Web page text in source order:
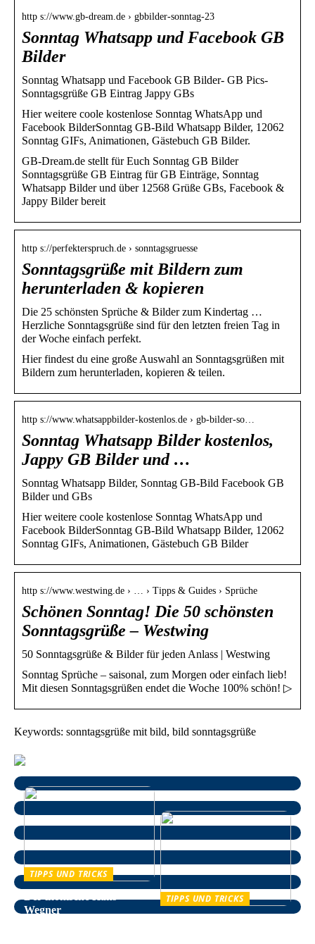
http s://www.gb-dream.de › gbbilder-sonntag-23
Sonntag Whatsapp und Facebook GB
Bilder
Sonntag Whatsapp und Facebook GB Bilder- GB Pics-
Sonntagsgrüße GB Eintrag Jappy GBs
Hier weitere coole kostenlose Sonntag WhatsApp und
Facebook BilderSonntag GB-Bild Whatsapp Bilder, 12062
Sonntag GIFs, Animationen, Gästebuch GB Bilder.
GB-Dream.de stellt für Euch Sonntag GB Bilder
Sonntagsgrüße GB Eintrag für GB Einträge, Sonntag
Whatsapp Bilder und über 12568 Grüße GBs, Facebook &
Jappy Bilder bereit
http s://perfekterspruch.de › sonntagsgruesse
Sonntagsgrüße mit Bildern zum
herunterladen & kopieren
Die 25 schönsten Sprüche & Bilder zum Kindertag …
Herzliche Sonntagsgrüße sind für den letzten freien Tag in
der Woche einfach perfekt.
Hier findest du eine große Auswahl an Sonntagsgrüßen mit
Bildern zum herunterladen, kopieren & teilen.
http s://www.whatsappbilder-kostenlos.de › gb-bilder-so…
Sonntag Whatsapp Bilder kostenlos,
Jappy GB Bilder und …
Sonntag Whatsapp Bilder, Sonntag GB-Bild Facebook GB
Bilder und GBs
Hier weitere coole kostenlose Sonntag WhatsApp und
Facebook BilderSonntag GB-Bild Whatsapp Bilder, 12062
Sonntag GIFs, Animationen, Gästebuch GB Bilder
http s://www.westwing.de › … › Tipps & Guides › Sprüche
Schönen Sonntag! Die 50 schönsten
Sonntagsgrüße – Westwing
50 Sonntagsgrüße & Bilder für jeden Anlass | Westwing
Sonntag Sprüche – saisonal, zum Morgen oder einfach lieb!
Mit diesen Sonntagsgrüßen endet die Woche 100% schön! ▷
Keywords: sonntagsgrüße mit bild, bild sonntagsgrüße
TIPPS UND TRICKS
Wegner
TIPPS UND TRICKS